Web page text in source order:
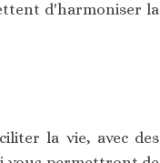
d'harmoniser la
la vie, avec des